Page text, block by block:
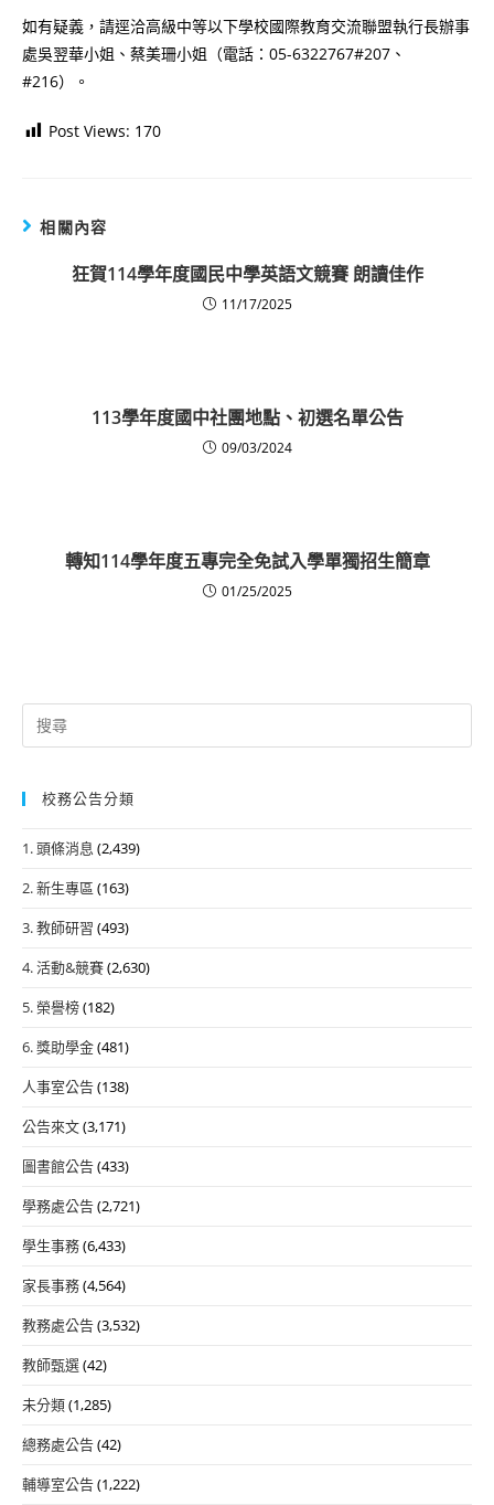
如有疑義，請逕洽高級中等以下學校國際教育交流聯盟執行長辦事
處吳翌華小姐、蔡美珊小姐（電話：05-6322767#207、
#216）。
Post Views: 170
相關內容
狂賀114學年度國民中學英語文競賽 朗讀佳作
11/17/2025
113學年度國中社團地點、初選名單公告
09/03/2024
轉知114學年度五專完全免試入學單獨招生簡章
01/25/2025
Search
for:
校務公告分類
1. 頭條消息 (2,439)
2. 新生專區 (163)
3. 教師研習 (493)
4. 活動&競賽(2,630)
5. 榮譽榜(182)
6. 獎助學金(481)
人事室公告(138)
公告來文(3,171)
圖書館公告(433)
學務處公告(2,721)
學生事務(6,433)
家長事務(4,564)
教務處公告(3,532)
教師甄選(42)
未分類(1,285)
總務處公告(42)
輔導室公告(1,222)